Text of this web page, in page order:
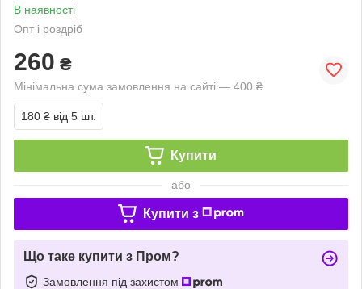
В наявності
Опт і роздріб
260 ₴
Мінімальна сума замовлення на сайті — 400 ₴
180 ₴ від 5 шт.
Купити
або
Купити з
Що таке купити з Пром?
Замовлення під захистом